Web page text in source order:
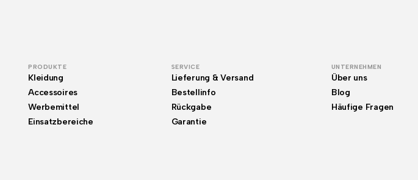
PRODUKTE
Kleidung
Accessoires
Werbemittel
Einsatzbereiche
SERVICE
Lieferung & Versand
Bestellinfo
Rückgabe
Garantie
UNTERNEHMEN
Über uns
Blog
Häufige Fragen